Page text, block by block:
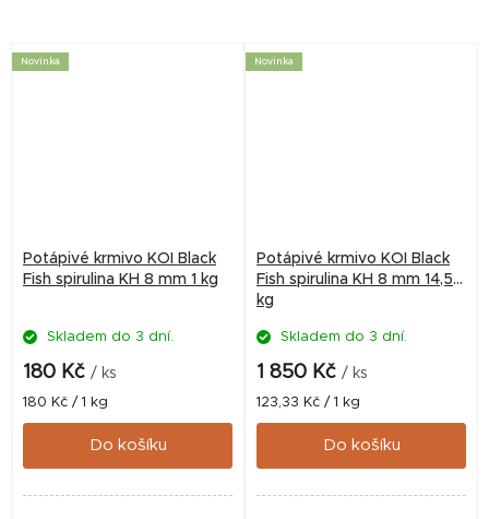
Novinka
Potápivé krmivo KOI Black
Fish spirulina KH 8 mm 1 kg
Skladem do 3 dní.
180 Kč / ks
Měrná
cena:
180 Kč / 1 kg
Do košíku
Novinka
Potápivé krmivo KOI Black
Fish spirulina KH 8 mm 14,5
kg
Skladem do 3 dní.
1 850 Kč / ks
Měrná
cena:
123,33 Kč / 1 kg
Do košíku